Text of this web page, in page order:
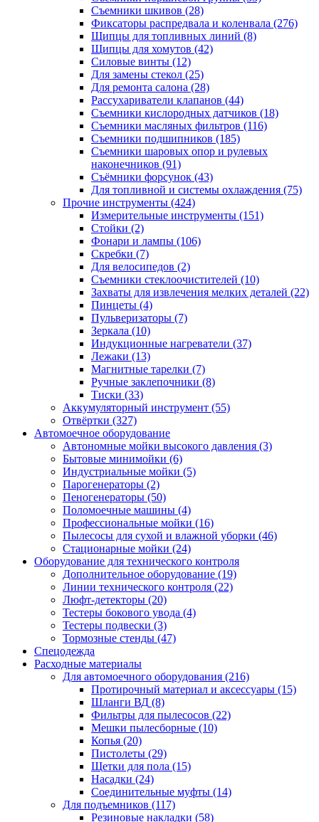
Съемники шкивов (28)
Фиксаторы распредвала и коленвала (276)
Щипцы для топливных линий (8)
Щипцы для хомутов (42)
Силовые винты (12)
Для замены стекол (25)
Для ремонта салона (28)
Рассухариватели клапанов (44)
Съемники кислородных датчиков (18)
Съемники масляных фильтров (116)
Съемники подшипников (185)
Съемники шаровых опор и рулевых
наконечников (91)
Съёмники форсунок (43)
Для топливной и системы охлаждения (75)
Прочие инструменты (424)
Измерительные инструменты (151)
Стойки (2)
Фонари и лампы (106)
Скребки (7)
Для велосипедов (2)
Съемники стеклоочистителей (10)
Захваты для извлечения мелких деталей (22)
Пинцеты (4)
Пульверизаторы (7)
Зеркала (10)
Индукционные нагреватели (37)
Лежаки (13)
Магнитные тарелки (7)
Ручные заклепочники (8)
Тиски (33)
Аккумуляторный инструмент (55)
Отвёртки (327)
Автомоечное оборудование
Автономные мойки высокого давления (3)
Бытовые минимойки (6)
Индустриальные мойки (5)
Парогенераторы (2)
Пеногенераторы (50)
Поломоечные машины (4)
Профессиональные мойки (16)
Пылесосы для сухой и влажной уборки (46)
Стационарные мойки (24)
Оборудование для технического контроля
Дополнительное оборудование (19)
Линии технического контроля (22)
Люфт-детекторы (20)
Тестеры бокового увода (4)
Тестеры подвески (3)
Тормозные стенды (47)
Спецодежда
Расходные материалы
Для автомоечного оборудования (216)
Протирочный материал и аксессуары (15)
Шланги ВД (8)
Фильтры для пылесосов (22)
Мешки пылесборные (10)
Копья (20)
Пистолеты (29)
Щетки для пола (15)
Насадки (24)
Соединительные муфты (14)
Для подъемников (117)
Резиновые накладки (58)